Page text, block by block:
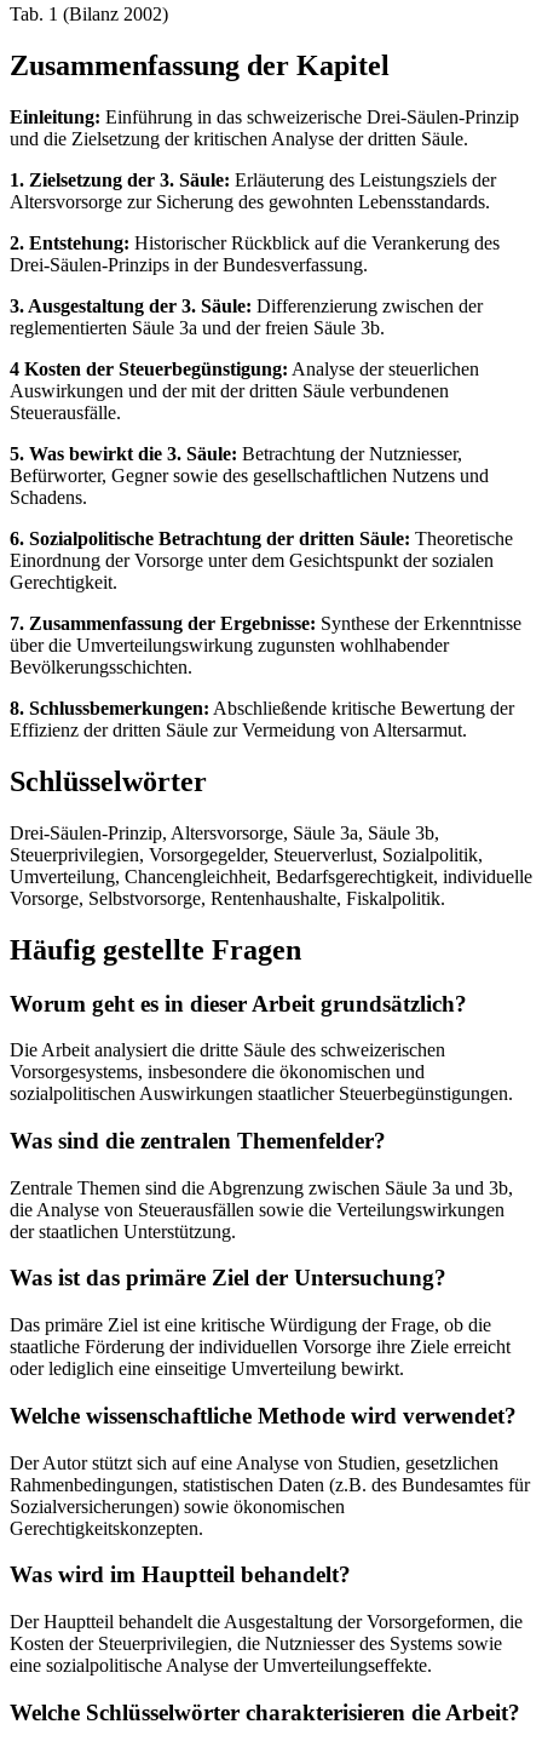
Tab. 1 (Bilanz 2002)
Zusammenfassung der Kapitel
Einleitung: Einführung in das schweizerische Drei-Säulen-Prinzip
und die Zielsetzung der kritischen Analyse der dritten Säule.
1. Zielsetzung der 3. Säule: Erläuterung des Leistungsziels der
Altersvorsorge zur Sicherung des gewohnten Lebensstandards.
2. Entstehung: Historischer Rückblick auf die Verankerung des
Drei-Säulen-Prinzips in der Bundesverfassung.
3. Ausgestaltung der 3. Säule: Differenzierung zwischen der
reglementierten Säule 3a und der freien Säule 3b.
4 Kosten der Steuerbegünstigung: Analyse der steuerlichen
Auswirkungen und der mit der dritten Säule verbundenen
Steuerausfälle.
5. Was bewirkt die 3. Säule: Betrachtung der Nutzniesser,
Befürworter, Gegner sowie des gesellschaftlichen Nutzens und
Schadens.
6. Sozialpolitische Betrachtung der dritten Säule: Theoretische
Einordnung der Vorsorge unter dem Gesichtspunkt der sozialen
Gerechtigkeit.
7. Zusammenfassung der Ergebnisse: Synthese der Erkenntnisse
über die Umverteilungswirkung zugunsten wohlhabender
Bevölkerungsschichten.
8. Schlussbemerkungen: Abschließende kritische Bewertung der
Effizienz der dritten Säule zur Vermeidung von Altersarmut.
Schlüsselwörter
Drei-Säulen-Prinzip, Altersvorsorge, Säule 3a, Säule 3b,
Steuerprivilegien, Vorsorgegelder, Steuerverlust, Sozialpolitik,
Umverteilung, Chancengleichheit, Bedarfsgerechtigkeit, individuelle
Vorsorge, Selbstvorsorge, Rentenhaushalte, Fiskalpolitik.
Häufig gestellte Fragen
Worum geht es in dieser Arbeit grundsätzlich?
Die Arbeit analysiert die dritte Säule des schweizerischen
Vorsorgesystems, insbesondere die ökonomischen und
sozialpolitischen Auswirkungen staatlicher Steuerbegünstigungen.
Was sind die zentralen Themenfelder?
Zentrale Themen sind die Abgrenzung zwischen Säule 3a und 3b,
die Analyse von Steuerausfällen sowie die Verteilungswirkungen
der staatlichen Unterstützung.
Was ist das primäre Ziel der Untersuchung?
Das primäre Ziel ist eine kritische Würdigung der Frage, ob die
staatliche Förderung der individuellen Vorsorge ihre Ziele erreicht
oder lediglich eine einseitige Umverteilung bewirkt.
Welche wissenschaftliche Methode wird verwendet?
Der Autor stützt sich auf eine Analyse von Studien, gesetzlichen
Rahmenbedingungen, statistischen Daten (z.B. des Bundesamtes für
Sozialversicherungen) sowie ökonomischen
Gerechtigkeitskonzepten.
Was wird im Hauptteil behandelt?
Der Hauptteil behandelt die Ausgestaltung der Vorsorgeformen, die
Kosten der Steuerprivilegien, die Nutzniesser des Systems sowie
eine sozialpolitische Analyse der Umverteilungseffekte.
Welche Schlüsselwörter charakterisieren die Arbeit?